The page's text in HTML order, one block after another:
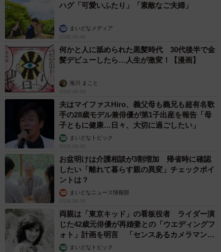
並んで座ったまま寝ちゃった2匹の猫さん（提供画像）
はちやさん「年末くらいに並んでうたた寝してるのが可愛
ハグ「可愛いふたり」「素敵なご夫婦」
まいどなメディア
2026.08.08
何かと人に舐められた黒髪時代 30代後半で金
髪デビューしたら…人生が激変！【漫画】
海川 まこと
2026.08.08
夫はマイファスHiro、義父母も義兄も超有名歌
手の28歳モデル兼俳優が第1子出産を報告「母
子ともに健康…日々、大切に過ごしたい」
まいどなトピック
2026.08.08
お盆明けは介護相談が3割増加 帰省時に確認
したい「離れて暮らす親の異変」チェックポイ
ントは？
まいどなニュース情報部
2026.08.08
両親は「東京キッド」の看板役者 ライダー演
じた42歳元俳優が再婚妻との「ウエディングフ
ォト」計画を明言 「センスあるカメラマン求
む」まいどなトピック